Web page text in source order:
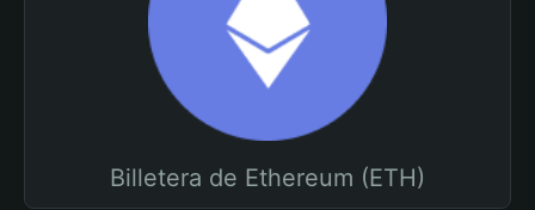
Billetera de Ethereum (ETH)